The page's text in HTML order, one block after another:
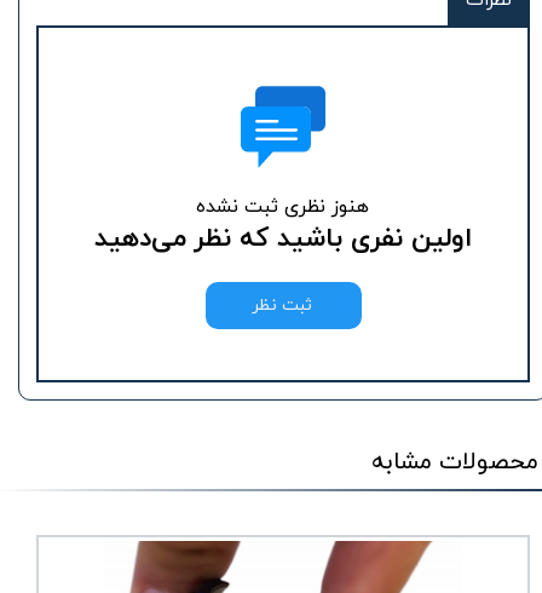
هنوز نظری ثبت نشده
اولین نفری باشید که نظر می‌دهید
ثبت نظر
محصولات مشابه